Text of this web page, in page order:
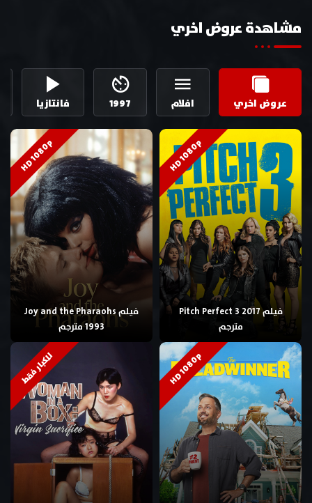
مشاهدة عروض اخري
عروض اخري افلام 1997 فانتازيا
HD 1080p
فيلم Pitch Perfect 3 2017
مترجم
HD 1080p
فيلم Joy and the Pharaohs
1993 مترجم
HD 1080p للكبار فقط